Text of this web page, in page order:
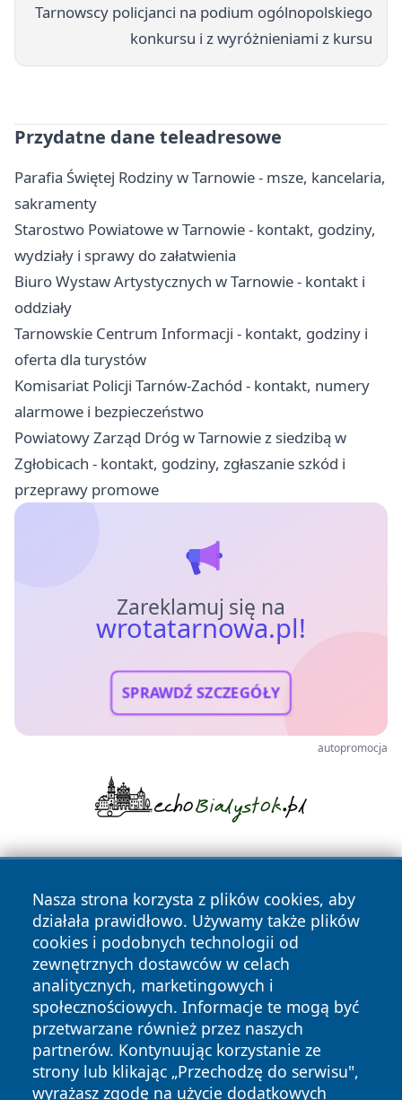
Tarnowscy policjanci na podium ogólnopolskiego
konkursu i z wyróżnieniami z kursu
Przydatne dane teleadresowe
Parafia Świętej Rodziny w Tarnowie - msze, kancelaria,
sakramenty
Starostwo Powiatowe w Tarnowie - kontakt, godziny,
wydziały i sprawy do załatwienia
Biuro Wystaw Artystycznych w Tarnowie - kontakt i
oddziały
Tarnowskie Centrum Informacji - kontakt, godziny i
oferta dla turystów
Komisariat Policji Tarnów-Zachód - kontakt, numery
alarmowe i bezpieczeństwo
Powiatowy Zarząd Dróg w Tarnowie z siedzibą w
Zgłobicach - kontakt, godziny, zgłaszanie szkód i
przeprawy promowe
Zareklamuj się na
wrotatarnowa.pl!
SPRAWDŹ SZCZEGÓŁY
autopromocja
Nasza strona korzysta z plików cookies, aby
działała prawidłowo. Używamy także plików
cookies i podobnych technologii od
zewnętrznych dostawców w celach
analitycznych, marketingowych i
społecznościowych. Informacje te mogą być
przetwarzane również przez naszych
partnerów. Kontynuując korzystanie ze
strony lub klikając „Przechodzę do serwisu",
wyrażasz zgodę na użycie dodatkowych
Copyright © 2026 wrotatarnowa.pl Wszystkie prawa
zastrzeżone.
News Autorzy
Polityka
Prywatności
Polityka
Cookies